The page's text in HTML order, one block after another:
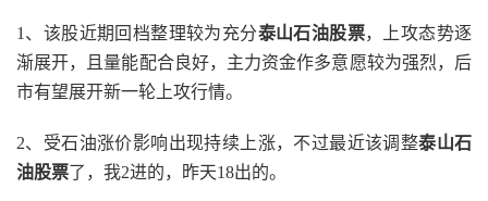
1、该股近期回档整理较为充分泰山石油股票，上攻态势逐
渐展开，且量能配合良好，主力资金作多意愿较为强烈，后
市有望展开新一轮上攻行情。
2、受石油涨价影响出现持续上涨，不过最近该调整泰山石
油股票了，我2进的，昨天18出的。